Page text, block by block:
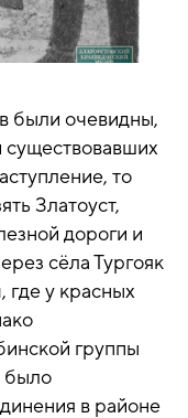
были очевидны,
существовавших
то
Златоуст,
дороги и
сёла Тургояк
где у красных
группы
было
в районе